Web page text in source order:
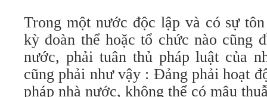
Trong một nước độc lập và có sự
kỳ đoàn thể hoặc tổ chức nào cũng
nước, phải tuân thủ pháp luật của
cũng phải như vậy : Đảng phải hoạt
pháp nhà nước, không thể có mâu